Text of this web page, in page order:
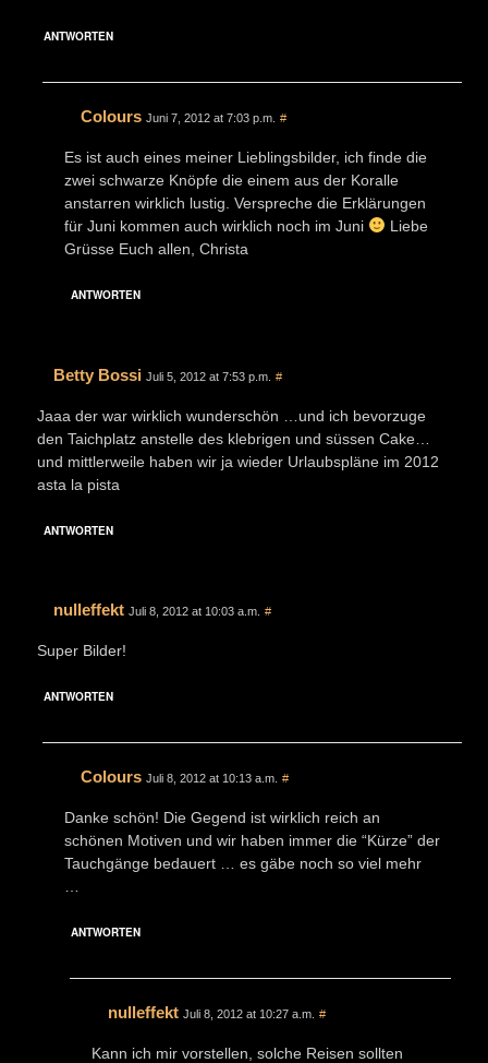
ANTWORTEN
Colours Juni 7, 2012 at 7:03 p.m. #
Es ist auch eines meiner Lieblingsbilder, ich finde die
zwei schwarze Knöpfe die einem aus der Koralle
anstarren wirklich lustig. Verspreche die Erklärungen
für Juni kommen auch wirklich noch im Juni
Liebe
Grüsse Euch allen, Christa
ANTWORTEN
Betty Bossi Juli 5, 2012 at 7:53 p.m. #
Jaaa der war wirklich wunderschön …und ich bevorzuge
den Taichplatz anstelle des klebrigen und süssen Cake…
und mittlerweile haben wir ja wieder Urlaubspläne im 2012
asta la pista
ANTWORTEN
nulleffekt Juli 8, 2012 at 10:03 a.m. #
Super Bilder!
ANTWORTEN
Colours Juli 8, 2012 at 10:13 a.m. #
Danke schön! Die Gegend ist wirklich reich an
schönen Motiven und wir haben immer die “Kürze” der
Tauchgänge bedauert … es gäbe noch so viel mehr
ANTWORTEN
nulleffekt Juli 8, 2012 at 10:27 a.m. #
Kann ich mir vorstellen, solche Reisen sollten